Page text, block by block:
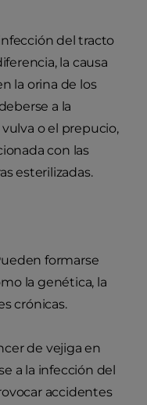
del tracto
la causa
la orina de los
a la
o el prepucio,
con las
esterilizadas.
formarse
la genética, la
crónicas.
de vejiga en
a la infección del
accidentes